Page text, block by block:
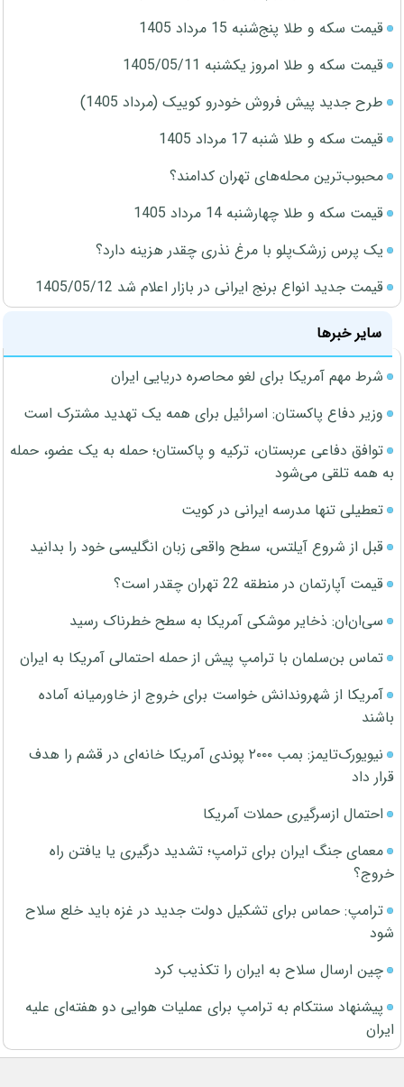
قیمت سکه و طلا پنج‌شنبه 15 مرداد 1405
قیمت سکه و طلا امروز یکشنبه 1405/05/11
طرح جدید پیش فروش خودرو کوییک (مرداد 1405)
قیمت سکه و طلا شنبه 17 مرداد 1405
محبوب‌ترین محله‌های تهران کدامند؟
قیمت سکه و طلا چهارشنبه 14 مرداد 1405
یک پرس زرشک‌پلو با مرغ نذری چقدر هزینه دارد؟
قیمت جدید انواع برنج ایرانی در بازار اعلام شد 1405/05/12
سایر خبرها
شرط مهم آمریکا برای لغو محاصره دریایی ایران
وزیر دفاع پاکستان: اسرائیل برای همه یک تهدید مشترک است
توافق دفاعی عربستان، ترکیه و پاکستان؛ حمله به یک عضو، حمله
به همه تلقی می‌شود
تعطیلی تنها مدرسه ایرانی در کویت
قبل از شروع آیلتس، سطح واقعی زبان انگلیسی خود را بدانید
قیمت آپارتمان در منطقه 22 تهران چقدر است؟
سی‌ان‌ان: ذخایر موشکی آمریکا به سطح خطرناک رسید
تماس بن‌سلمان با ترامپ پیش از حمله احتمالی آمریکا به ایران
آمریکا از شهروندانش خواست برای خروج از خاورمیانه آماده
باشند
نیویورک‌تایمز: بمب ۲۰۰۰ پوندی آمریکا خانه‌ای در قشم را هدف
قرار داد
احتمال ازسرگیری حملات آمریکا
معمای جنگ ایران برای ترامپ؛ تشدید درگیری یا یافتن راه
خروج؟
ترامپ: حماس برای تشکیل دولت جدید در غزه باید خلع سلاح
شود
چین ارسال سلاح به ایران را تکذیب کرد
پیشنهاد سنتکام به ترامپ برای عملیات هوایی دو هفته‌ای علیه
ایران